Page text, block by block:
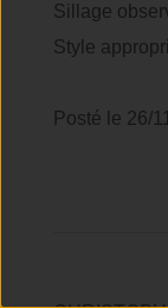
Sillage
Style
Posté le 26/